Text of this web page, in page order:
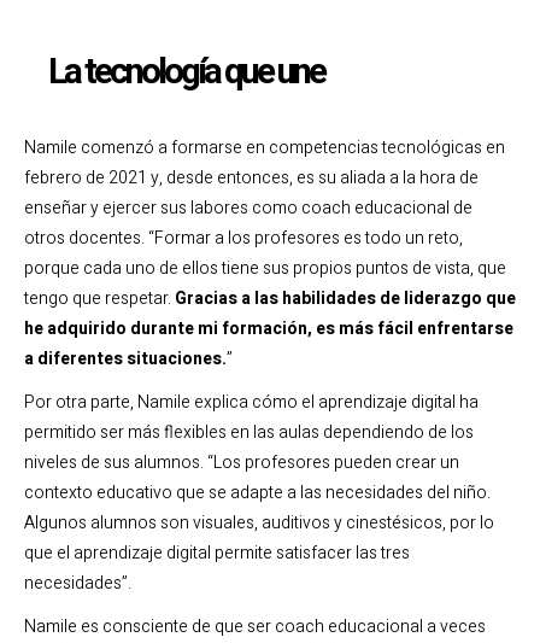
La tecnología que une
Namile comenzó a formarse en competencias tecnológicas en
febrero de 2021 y, desde entonces, es su aliada a la hora de
enseñar y ejercer sus labores como coach educacional de
otros docentes. “Formar a los profesores es todo un reto,
porque cada uno de ellos tiene sus propios puntos de vista, que
tengo que respetar.Gracias a las habilidades de liderazgo que
he adquirido durante mi formación, es más fácil enfrentarse
a diferentes situaciones.”
Por otra parte, Namile explica cómo el aprendizaje digital ha
permitido ser más flexibles en las aulas dependiendo de los
niveles de sus alumnos. “Los profesores pueden crear un
contexto educativo que se adapte a las necesidades del niño.
Algunos alumnos son visuales, auditivos y cinestésicos, por lo
que el aprendizaje digital permite satisfacer las tres
necesidades”.
Namile es consciente de que ser coach educacional a veces